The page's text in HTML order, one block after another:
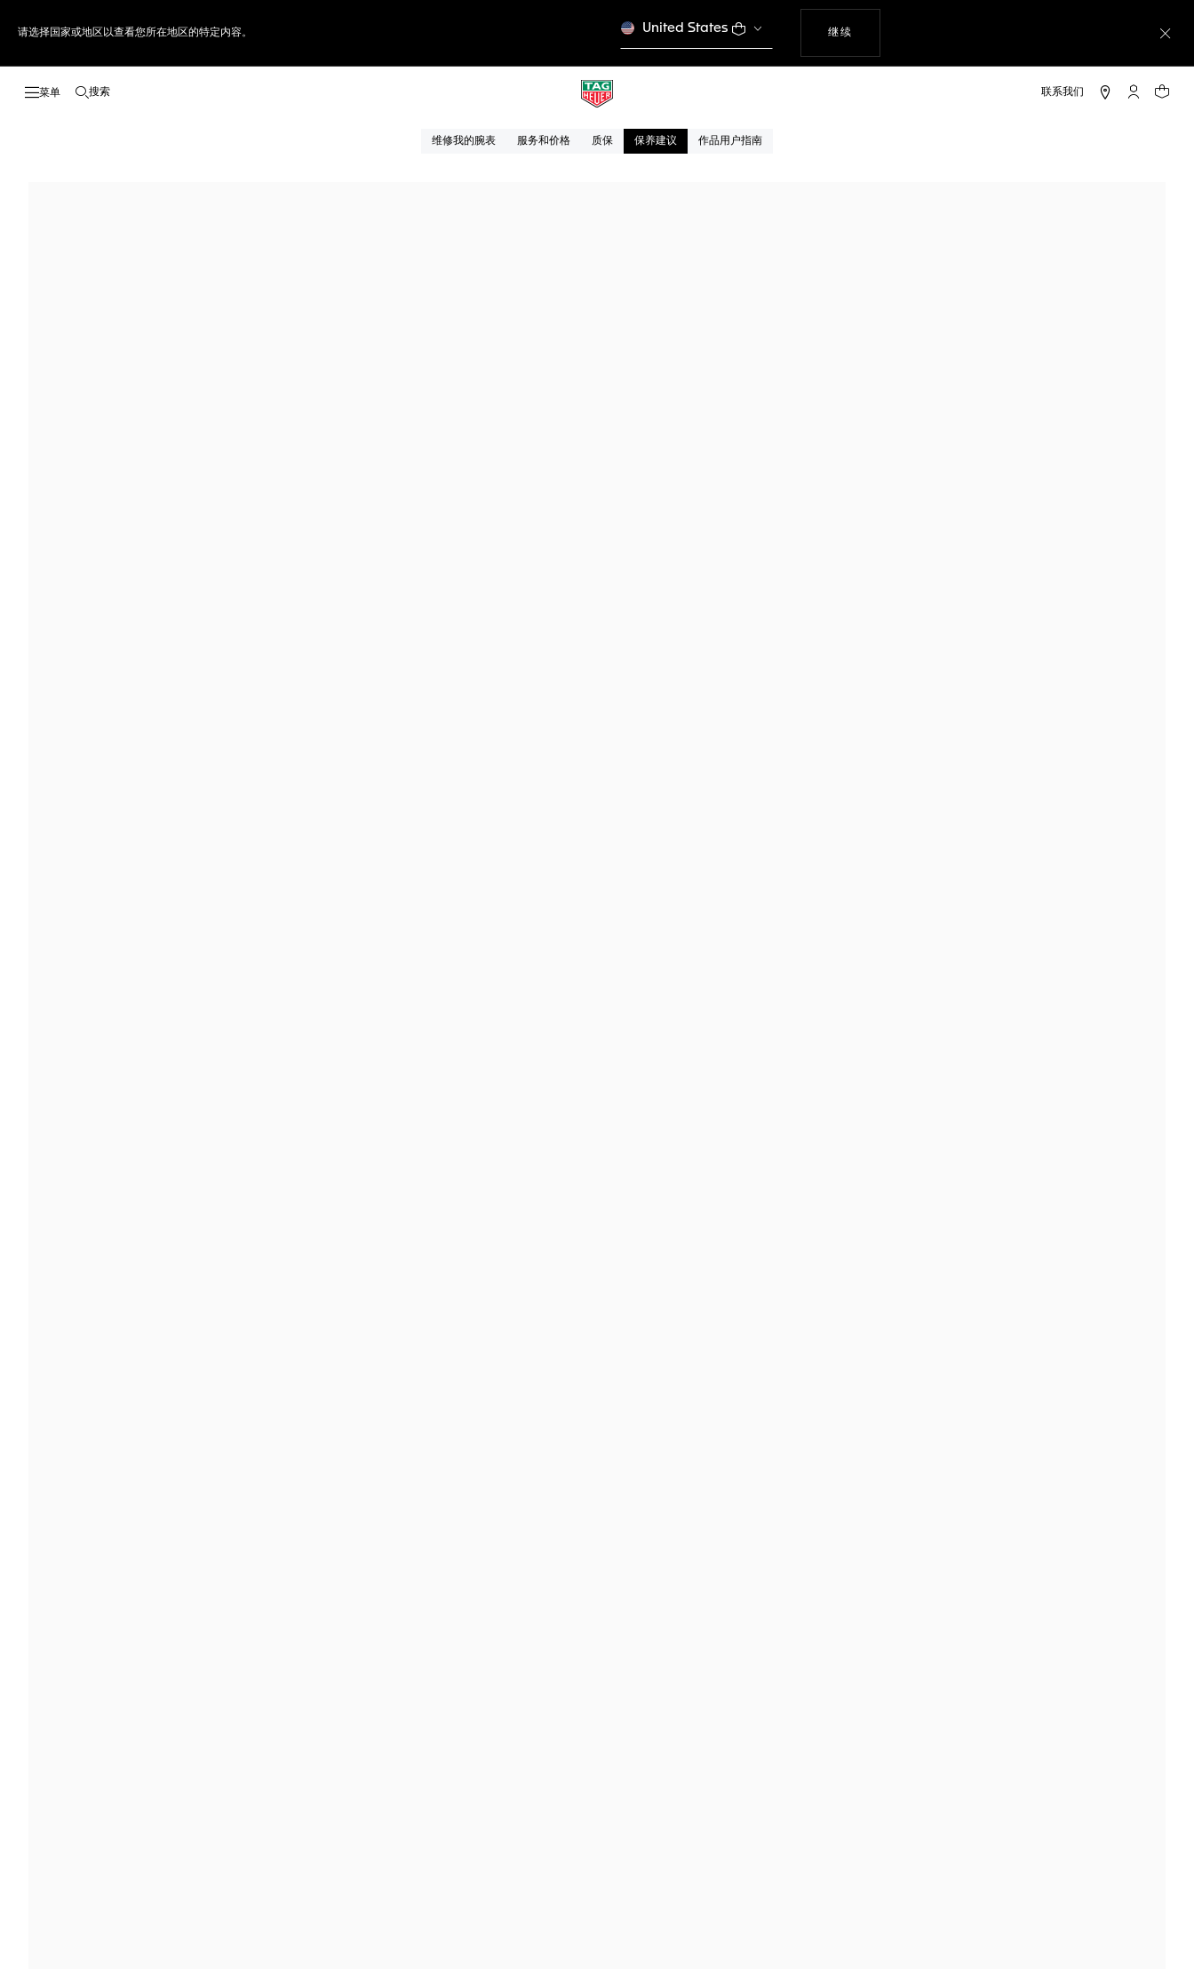
请选择国家或地区以查看您所在地区的特定内容。 United States 继续
打开搜索
搜索
My TAG您的